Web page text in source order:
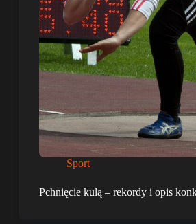
Sport
Pchnięcie kulą – rekordy i opis